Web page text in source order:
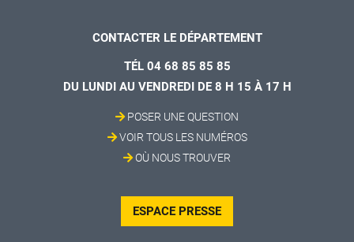
CONTACTER LE DÉPARTEMENT
TÉL 04 68 85 85 85
DU LUNDI AU VENDREDI DE 8 H 15 À 17 H
POSER UNE QUESTION
VOIR TOUS LES NUMÉROS
OÙ NOUS TROUVER
ESPACE PRESSE